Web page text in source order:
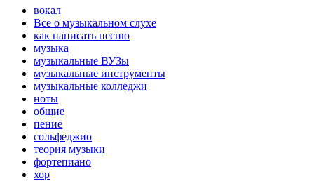
вокал
Все о музыкальном слухе
как написать песню
музыка
музыкальные ВУЗы
музыкальные инструменты
музыкальные колледжи
ноты
общие
пение
сольфеджио
теория музыки
фортепиано
хор